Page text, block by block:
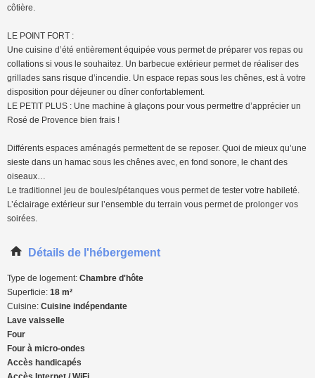
côtière.
LE POINT FORT :
Une cuisine d’été entièrement équipée vous permet de préparer vos repas ou
collations si vous le souhaitez. Un barbecue extérieur permet de réaliser des
grillades sans risque d’incendie. Un espace repas sous les chênes, est à votre
disposition pour déjeuner ou dîner confortablement.
LE PETIT PLUS : Une machine à glaçons pour vous permettre d’apprécier un
Rosé de Provence bien frais !
Différents espaces aménagés permettent de se reposer. Quoi de mieux qu’une
sieste dans un hamac sous les chênes avec, en fond sonore, le chant des
oiseaux…
Le traditionnel jeu de boules/pétanques vous permet de tester votre habileté.
L’éclairage extérieur sur l’ensemble du terrain vous permet de prolonger vos
soirées.
Détails de l'hébergement
Type de logement: Chambre d'hôte
Superficie: 18 m²
Cuisine: Cuisine indépendante
Lave vaisselle
Four
Four à micro-ondes
Accès handicapés